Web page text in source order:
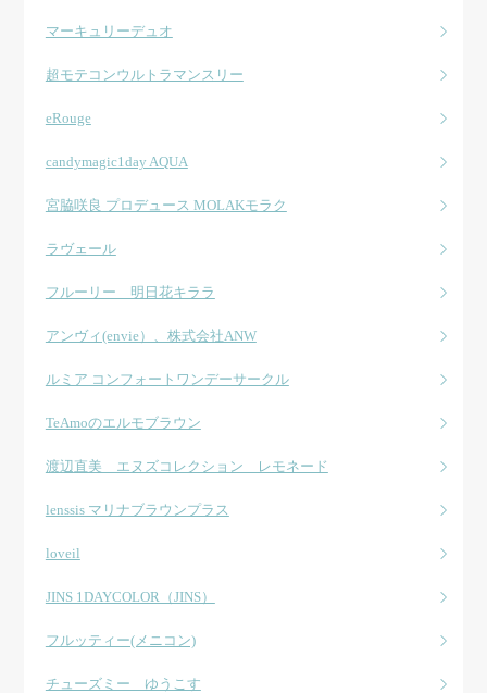
マーキュリーデュオ
超モテコンウルトラマンスリー
eRouge
candymagic1day AQUA
宮脇咲良 プロデュース MOLAKモラク
ラヴェール
フルーリー 明日花キララ
アンヴィ(envie）、株式会社ANW
ルミア コンフォートワンデーサークル
TeAmoのエルモブラウン
渡辺直美 エヌズコレクション レモネード
lenssis マリナブラウンプラス
loveil
JINS 1DAYCOLOR（JINS）
フルッティー(メニコン)
チューズミー ゆうこす